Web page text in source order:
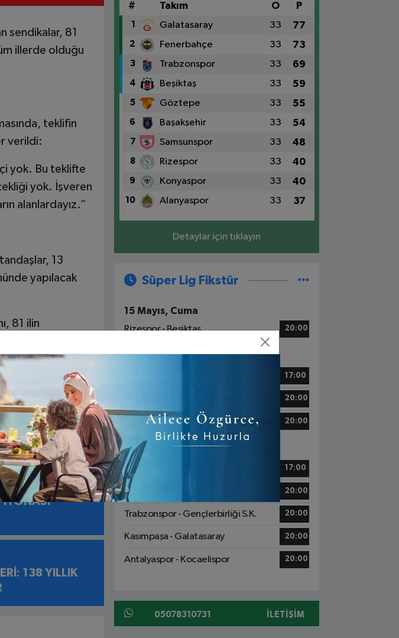
sendikalar, 81
illerde olduğu
teklifin
verildi:
yok. Bu teklifte
yok. İşveren
alanlardayız.”
13
yapılacak
81 ilin
EN
BIRAKILDI
138 YILLIK
# Takım O P
1 Galatasaray 33 77
2 Fenerbahçe 33 73
3 Trabzonspor 33 69
4 Beşiktaş 33 59
5 Göztepe 33 55
6 Başakşehir 33 54
7 Samsunspor 33 48
8 Rizespor 33 40
9 Konyaspor 33 40
10 Alanyaspor 33 37
Detaylar için tıklayın
Süper Lig Fikstür
15 Mayıs, Cuma
Rizespor - Beşiktaş
20:00
16 Mayıs, Cumartesi
17:00
20:00
Samsunspor - Göztepe 20:00
17 Mayıs, Pazar
Kayserispor - Konyaspor
17:00
Fenerbahçe - Eyüpspor 20:00
Trabzonspor - Gençlerbirliği S.K. 20:00
Kasımpaşa - Galatasaray 20:00
Antalyaspor - Kocaelispor 20:00
05078310731 İLETIŞIM